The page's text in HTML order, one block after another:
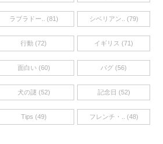
ラブラドー.. (81) シベリアン.. (79)
行動 (72) イギリス (71)
面白い (60) パグ (56)
犬の謎 (52) 記念日 (52)
Tips (49) フレンチ・.. (48)